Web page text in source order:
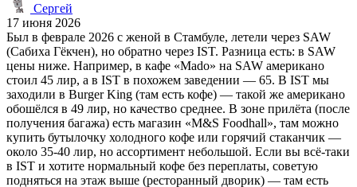
Сергей
17 июня 2026
Был в феврале 2026 с женой в Стамбуле, летели через SAW
(Сабиха Гёкчен), но обратно через IST. Разница есть: в SAW
цены ниже. Например, в кафе «Mado» на SAW американо
стоил 45 лир, а в IST в похожем заведении — 65. В IST мы
заходили в Burger King (там есть кофе) — такой же американо
обошёлся в 49 лир, но качество среднее. В зоне прилёта (после
получения багажа) есть магазин «M&S Foodhall», там можно
купить бутылочку холодного кофе или горячий стаканчик —
около 35-40 лир, но ассортимент небольшой. Если вы всё-таки
в IST и хотите нормальный кофе без переплаты, советую
подняться на этаж выше (ресторанный дворик) — там есть